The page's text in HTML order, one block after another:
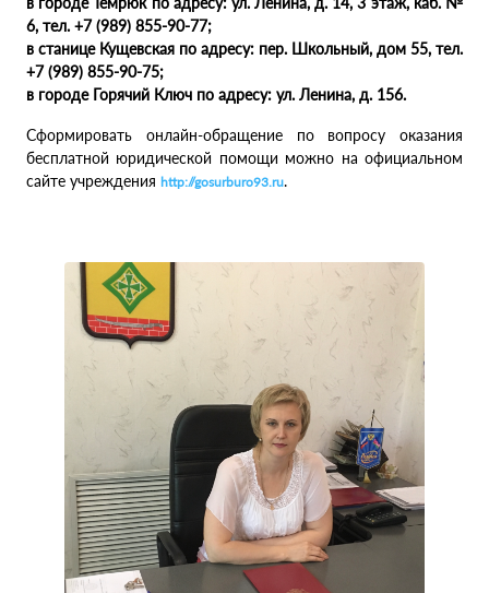
6, тел. +7 (989) 855-90-77;
в станице Кущевская по адресу: пер. Школьный, дом 55, тел.
+7 (989) 855-90-75;
в городе Горячий Ключ по адресу: ул. Ленина, д. 156.
Сформировать онлайн-обращение по вопросу оказания
бесплатной юридической помощи можно на официальном
сайте учреждения http://gosurburo93.ru.